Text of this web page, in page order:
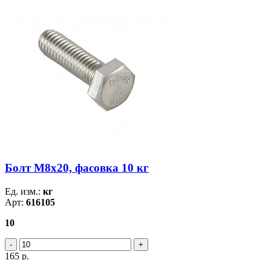
Болт М8х20, фасовка 10 кг
Ед. изм.: кг
Арт: 616105
10
165 р.